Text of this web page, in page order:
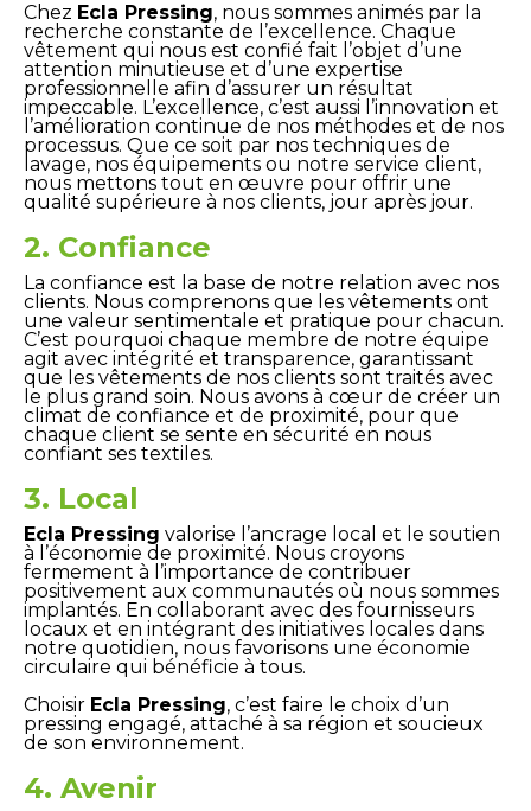
Chez Ecla Pressing, nous sommes animés par la
recherche constante de l’excellence. Chaque
vêtement qui nous est confié fait l’objet d’une
attention minutieuse et d’une expertise
professionnelle afin d’assurer un résultat
impeccable. L’excellence, c’est aussi l’innovation et
l’amélioration continue de nos méthodes et de nos
processus. Que ce soit par nos techniques de
lavage, nos équipements ou notre service client,
nous mettons tout en œuvre pour offrir une
qualité supérieure à nos clients, jour après jour.
2. Confiance
La confiance est la base de notre relation avec nos
clients. Nous comprenons que les vêtements ont
une valeur sentimentale et pratique pour chacun.
C’est pourquoi chaque membre de notre équipe
agit avec intégrité et transparence, garantissant
que les vêtements de nos clients sont traités avec
le plus grand soin. Nous avons à cœur de créer un
climat de confiance et de proximité, pour que
chaque client se sente en sécurité en nous
confiant ses textiles.
3. Local
Ecla Pressing valorise l’ancrage local et le soutien
à l’économie de proximité. Nous croyons
fermement à l’importance de contribuer
positivement aux communautés où nous sommes
implantés. En collaborant avec des fournisseurs
locaux et en intégrant des initiatives locales dans
notre quotidien, nous favorisons une économie
circulaire qui bénéficie à tous.
Choisir Ecla Pressing, c’est faire le choix d’un
pressing engagé, attaché à sa région et soucieux
de son environnement.
4. Avenir